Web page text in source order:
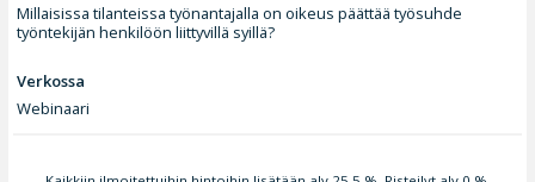
Millaisissa tilanteissa työnantajalla on oikeus päättää työsuhde
työntekijän henkilöön liittyvillä syillä?
Verkossa
Webinaari